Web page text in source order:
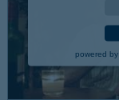
powered by